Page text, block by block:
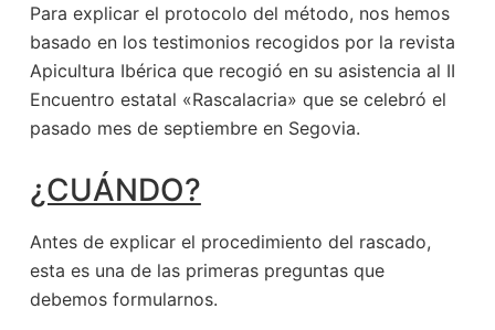
Para explicar el protocolo del método, nos hemos
basado en los testimonios recogidos por la revista
Apicultura Ibérica que recogió en su asistencia al II
Encuentro estatal «Rascalacria» que se celebró el
pasado mes de septiembre en Segovia.
¿CUÁNDO?
Antes de explicar el procedimiento del rascado,
esta es una de las primeras preguntas que
debemos formularnos.